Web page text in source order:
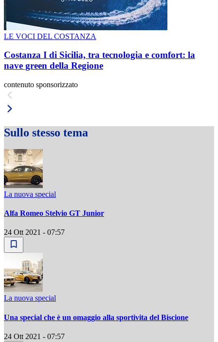
LE VOCI DEL COSTANZA
Costanza I di Sicilia, tra tecnologia e comfort: la
nave green della Regione
contenuto sponsorizzato
Sullo stesso tema
La nuova special
Alfa Romeo Stelvio GT Junior
24 Ott 2021 - 07:57
La nuova special
Una special che è un omaggio alla sportivita del Biscione
24 Ott 2021 - 07:57